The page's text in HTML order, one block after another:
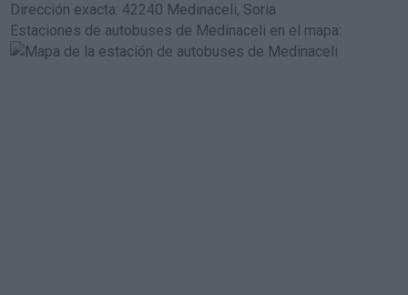
Dirección exacta: 42240 Medinaceli, Soria
Estaciones de autobuses de Medinaceli en el mapa: